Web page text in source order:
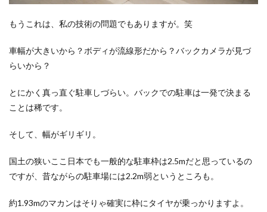
もうこれは、私の技術の問題でもありますが。笑
車幅が大きいから？ボディが流線形だから？バックカメラが見づ
らいから？
とにかく真っ直ぐ駐車しづらい。バックでの駐車は一発で決まる
ことは稀です。
そして、幅がギリギリ。
国土の狭いここ日本でも一般的な駐車枠は2.5mだと思っているの
ですが、昔ながらの駐車場には2.2m弱というところも。
約1.93mのマカンはそりゃ確実に枠にタイヤが乗っかりますよ。